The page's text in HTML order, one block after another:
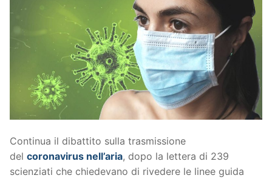
Continua il dibattito sulla trasmissione
del coronavirus nell’aria, dopo la lettera di 239
scienziati che chiedevano di rivedere le linee guida